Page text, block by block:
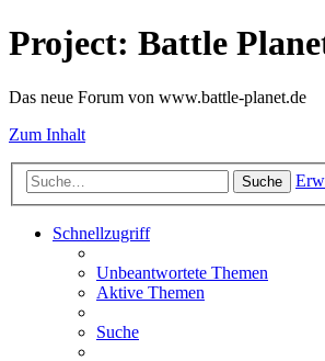
Project: Battle
Das neue Forum von www.battle-planet.de
Zum Inhalt
Suche
Schnellzugriff
Unbeantwortete Themen
Aktive Themen
Suche